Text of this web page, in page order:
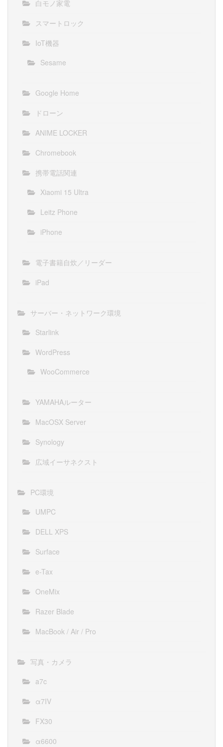
白モノ家電
スマートロック
IoT機器
Sesame
Google Home
ドローン
ANIME LOCKER
Chromebook
携帯電話関連
Xiaomi 15 Ultra
Leitz Phone
iPhone
電子書籍自炊／リーダー
iPad
サーバー・ネットワーク環境
Starlink
WordPress
WooCommerce
YAMAHAルーター
MacOSX Server
Synology
広域イーサネクスト
PC環境
UMPC
DELL XPS
Surface
e-Tax
OneMix
Razer Blade
MacBook / Air / Pro
写真・カメラ
a7c
α7IV
FX30
α6600